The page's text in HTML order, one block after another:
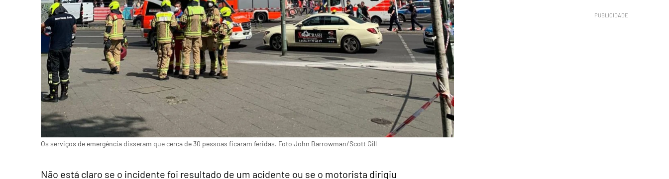
Os serviços de emergência disseram que cerca de 30 pessoas ficaram feridas. Foto John Barrowman/Scott Gill
Não está claro se o incidente foi resultado de um acidente ou se o motorista dirigiu